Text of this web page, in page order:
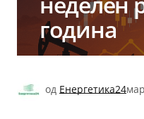
година
од Енергетика24